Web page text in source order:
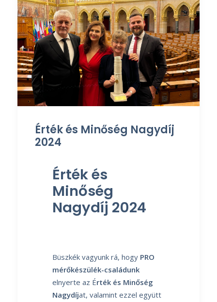
Érték és Minőség Nagydíj
2024
Érték és
Minőség
Nagydíj 2024
Büszkék vagyunk rá, hogy PRO
mérőkészülék-családunk
elnyerte az Érték és Minőség
Nagydíjat, valamint ezzel együtt